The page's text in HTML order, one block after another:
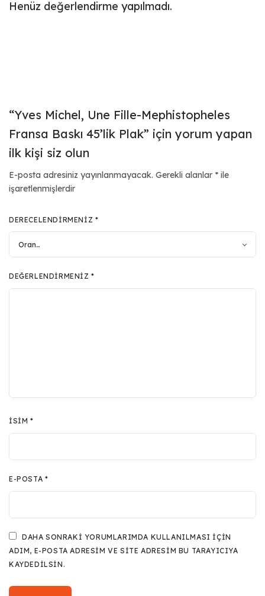
Henüz değerlendirme yapılmadı.
“Yves Michel, Une Fille-Mephistopheles
Fransa Baskı 45’lik Plak” için yorum yapan
ilk kişi siz olun
E-posta adresiniz yayınlanmayacak. Gerekli alanlar * ile
işaretlenmişlerdir
DERECELENDIRMENIZ *
DEĞERLENDIRMENIZ*
İSIM*
E-POSTA *
DAHA SONRAKI YORUMLARIMDA KULLANILMASI IÇIN
ADIM, E-POSTA ADRESIM VE SITE ADRESIM BU TARAYICIYA
KAYDEDILSIN.